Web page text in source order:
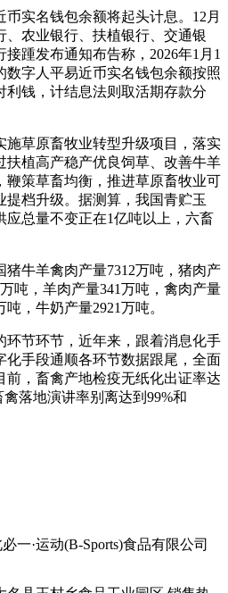
实名钱包余额将起头计息。12月
、农业银行、扶植银行、交通银
踵发布通知布告称，2026年1月1
数字人平易近币实名钱包余额按照
利钱，计结息法则取活期存款分
草原畜牧业转型升级项目，落实
扶植高产稳产优良饲草、改善牛羊
鞭策草畜均衡，推进草原畜牧业可
档升级。据测算，我国青贮玉
应总量不变正在1亿吨以上，六畜
牛羊禽肉产量7312万吨，猪肉产
吨，羊肉产量341万吨，禽肉产量
，牛奶产量2921万吨。
节环节，近年来，跟着消息化手
化手段通顺各环节数据跟尾，全面
前，畜禽产地检疫无纸化出证率达
落地演讲率别离达到99%和
一·运动(B-Sports)食品有限公司